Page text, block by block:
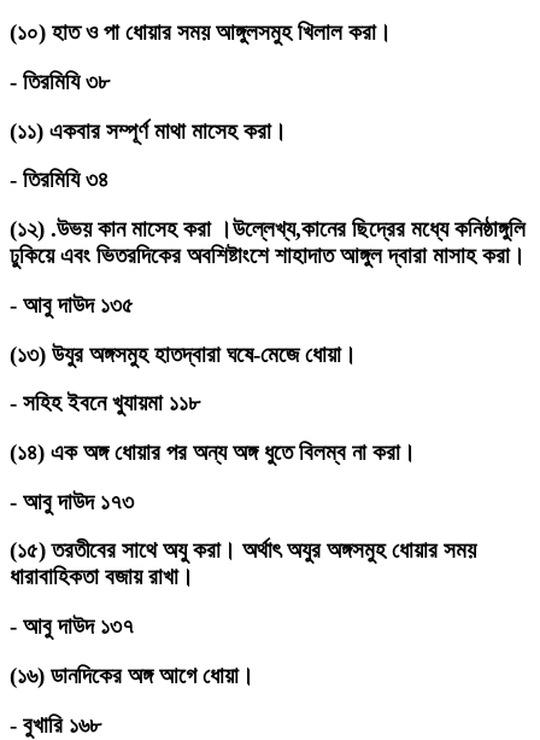
(১০) হাত ও পা ধোয়ার সময় আঙ্গুলসমুহ খিলাল করা।
- তিরমিযি ৩৮
(১১) একবার সম্পূর্ণ মাথা মাসেহ করা।
- তিরমিযি ৩৪
(১২) .উভয় কান মাসেহ করা ।উল্লেখ্য,কানের ছিদ্রের মধ্যে কনিষ্ঠাঙ্গুলি
ঢুকিয়ে এবং ভিতরদিকের অবশিষ্টাংশে শাহাদাত আঙ্গুল দ্বারা মাসাহ করা।
- আবু দাউদ ১৩৫
(১৩) উযুর অঙ্গসমুহ হাতদ্বারা ঘষে-মেজে ধোয়া।
- সহিহ ইবনে খুযায়মা ১১৮
(১৪) এক অঙ্গ ধোয়ার পর অন্য অঙ্গ ধুতে বিলম্ব না করা।
- আবু দাউদ ১৭৩
(১৫)তরতীবের সাথে অযু করা। অর্থাৎ অযুর অঙ্গসমুহ ধোয়ার সময়
ধারাবাহিকতা বজায় রাখা।
- আবু দাউদ ১৩৭
(১৬) ডানদিকের অঙ্গ আগে ধোয়া।
- বুখারি ১৬৮